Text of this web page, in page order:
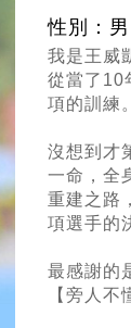
性別：男
我是王威
從當了10
項的訓練。
沒想到才
一命，全
重建之路
項選手的
最感謝的
【旁人